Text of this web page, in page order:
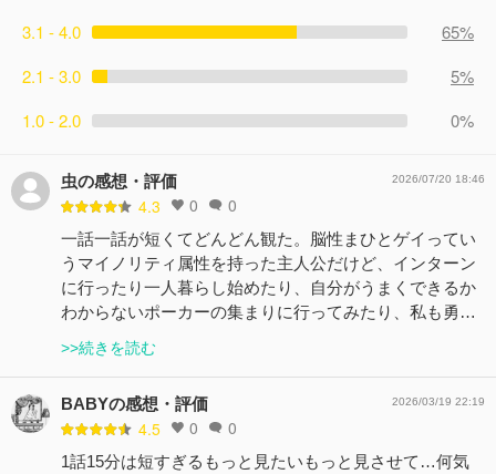
3.1 - 4.0
65%
2.1 - 3.0
5%
1.0 - 2.0
0%
虫の感想・評価
4.3 0 0
2026/07/20 18:46
一話一話が短くてどんどん観た。脳性まひとゲイってい
うマイノリティ属性を持った主人公だけど、インターン
に行ったり一人暮らし始めたり、自分がうまくできるか
わからないポーカーの集まりに行ってみたり、私も勇…
>>続きを読む
BABYの感想・評価
4.5 0 0
2026/03/19 22:19
1話15分は短すぎるもっと見たいもっと見させて…何気